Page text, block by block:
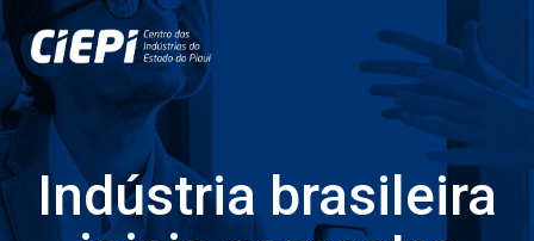
Indústria brasileira